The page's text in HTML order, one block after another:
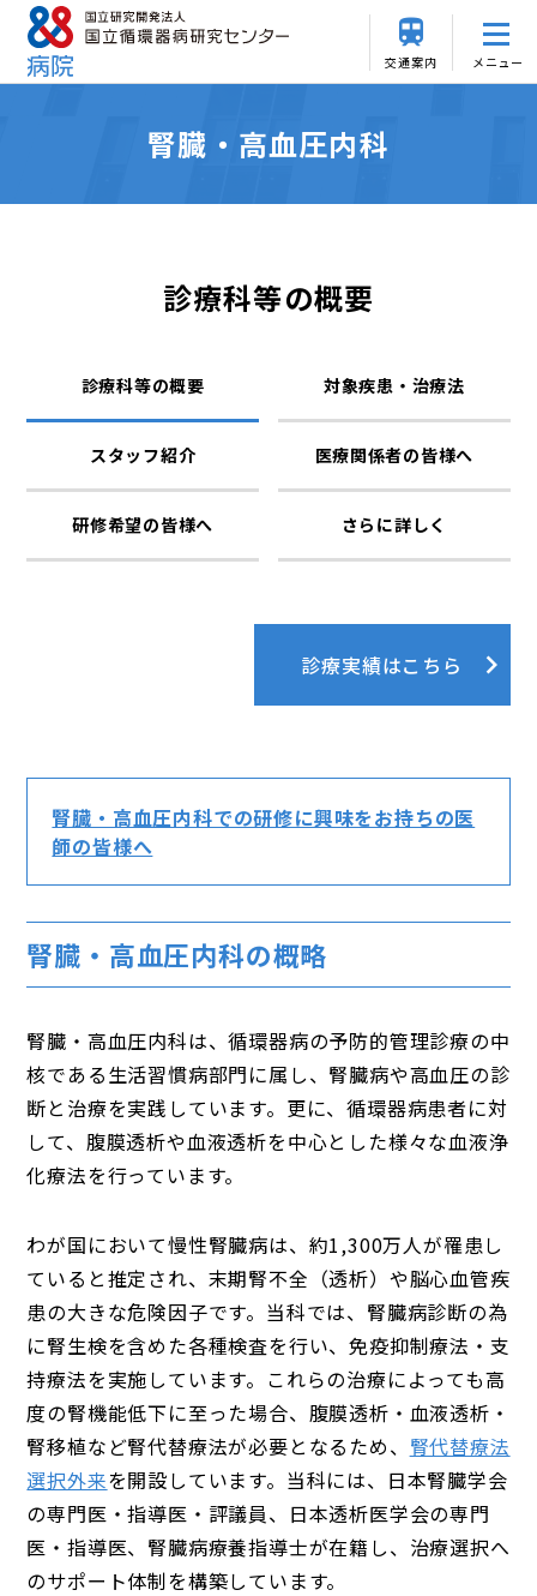
交通案内 メニュー
腎臓・高血圧内科
診療科等の概要
診療科等の概要 対象疾患・治療法
スタッフ紹介 医療関係者の皆様へ
研修希望の皆様へ さらに詳しく
診療実績はこちら
腎臓・高血圧内科での研修に興味をお持ちの医
師の皆様へ
腎臓・高血圧内科の概略
腎臓・高血圧内科は、循環器病の予防的管理診療の中
核である生活習慣病部門に属し、腎臓病や高血圧の診
断と治療を実践しています。更に、循環器病患者に対
して、腹膜透析や血液透析を中心とした様々な血液浄
化療法を行っています。
わが国において慢性腎臓病は、約1,300万人が罹患し
ていると推定され、末期腎不全（透析）や脳心血管疾
患の大きな危険因子です。当科では、腎臓病診断の為
に腎生検を含めた各種検査を行い、免疫抑制療法・支
持療法を実施しています。これらの治療によっても高
度の腎機能低下に至った場合、腹膜透析・血液透析・
腎移植など腎代替療法が必要となるため、 腎代替療法
選択外来を開設しています。当科には、日本腎臓学会
の専門医・指導医・評議員、日本透析医学会の専門
医・指導医、腎臓病療養指導士が在籍し、治療選択へ
のサポート体制を構築しています。